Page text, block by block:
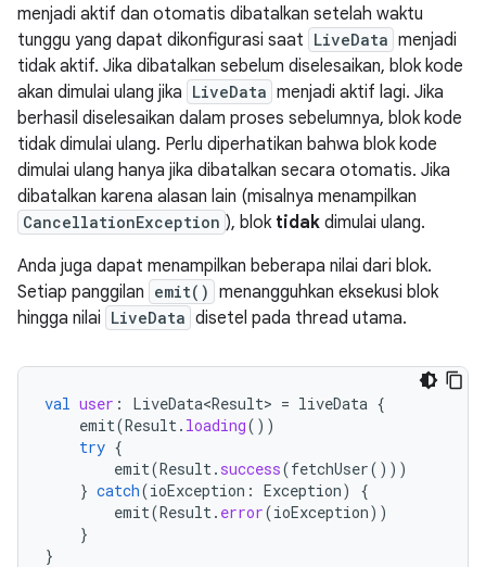
menjadi aktif dan otomatis dibatalkan setelah waktu
tunggu yang dapat dikonfigurasi saat LiveData menjadi
tidak aktif. Jika dibatalkan sebelum diselesaikan, blok kode
akan dimulai ulang jika LiveData menjadi aktif lagi. Jika
berhasil diselesaikan dalam proses sebelumnya, blok kode
tidak dimulai ulang. Perlu diperhatikan bahwa blok kode
dimulai ulang hanya jika dibatalkan secara otomatis. Jika
dibatalkan karena alasan lain (misalnya menampilkan
CancellationException ), blok tidak dimulai ulang.
Anda juga dapat menampilkan beberapa nilai dari blok.
Setiap panggilan emit() menangguhkan eksekusi blok
hingga nilai LiveData disetel pada thread utama.
val user : LiveData<Result> = liveData {
emit(Result. loading())
try {
emit(Result. success(fetchUser()))
} catch(ioException : Exception)
{
emit(Result. error(ioException))
}
}